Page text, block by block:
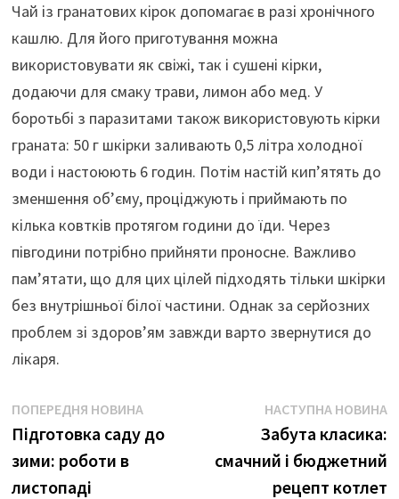
Чай із гранатових кірок допомагає в разі хронічного
кашлю. Для його приготування можна
використовувати як свіжі, так і сушені кірки,
додаючи для смаку трави, лимон або мед. У
боротьбі з паразитами також використовують кірки
граната: 50 г шкірки заливають 0,5 літра холодної
води і настоюють 6 годин. Потім настій кип’ятять до
зменшення об’єму, проціджують і приймають по
кілька ковтків протягом години до їди. Через
півгодини потрібно прийняти проносне. Важливо
пам’ятати, що для цих цілей підходять тільки шкірки
без внутрішньої білої частини. Однак за серйозних
проблем зі здоров’ям завжди варто звернутися до
лікаря.
Навігація
записів
ПОПЕРЕДНЯ НОВИНАПопередня
новина
Підготовка саду до
зими: роботи в
листопаді
НАСТУПНА НОВИНА
Забута класика:
смачний і бюджетний
рецепт котлет